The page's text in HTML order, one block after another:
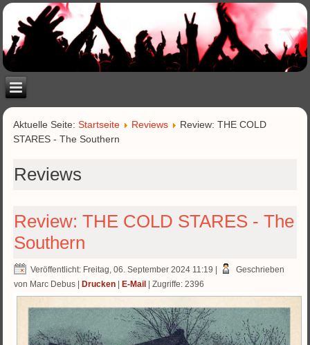
Aktuelle Seite:Startseite Reviews
Review: THE COLD
STARES - The Southern
Reviews
Review: THE COLD STARES - The
Southern
Veröffentlicht: Freitag, 06. September 2024 11:19
Geschrieben
von Marc Debus
Drucken E-Mail | Zugriffe: 2396